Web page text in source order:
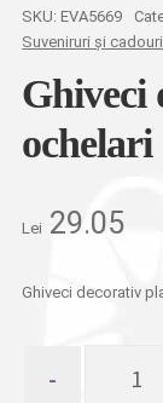
SKU: EVA5669
Suveniruri și cadouri
Ghiveci
ochelari
Lei 29.05
Ghiveci decorativ
Ghiveci